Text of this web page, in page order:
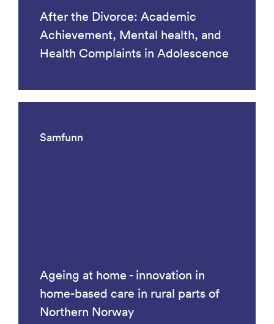
After the Divorce: Academic
Achievement, Mental health, and
Health Complaints in Adolescence
Samfunn
Ageing at home - innovation in
home-based care in rural parts of
Northern Norway